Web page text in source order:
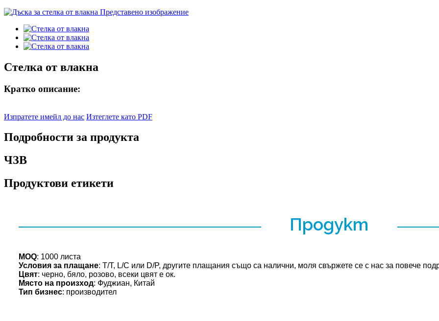
Стелка от влакна
Кратко описание:
Изпратете имейл до нас Изтеглете като PDF
Подробности за продукта
ЧЗВ
Продуктови етикети
Продукт
MOQ: 1000 листа
Условия за плащане: T/T, L/C или D/P, другите плащания също са налични, моля свържете се с нас за повече
Цвят: черно, бяло, розово, всеки цвят е ок.
Място на произход: Фуджиан, Китай
Тип бизнес: производител